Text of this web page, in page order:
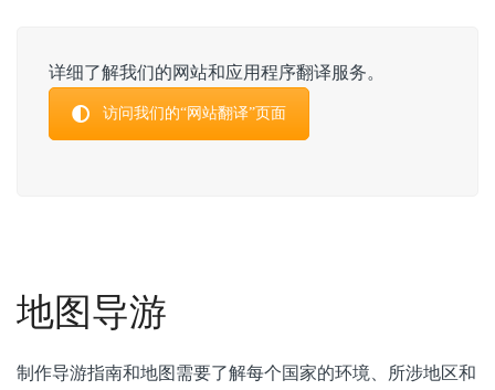
详细了解我们的网站和应用程序翻译服务。
访问我们的“网站翻译”页面
地图导游
制作导游指南和地图需要了解每个国家的环境、所涉地区和